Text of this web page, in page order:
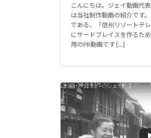
こんにちは。ジェイ動画代
は当社制作動画の紹介です
である、「信州リゾートテ
にサードブレイスを作るた
用のPR動画です […]